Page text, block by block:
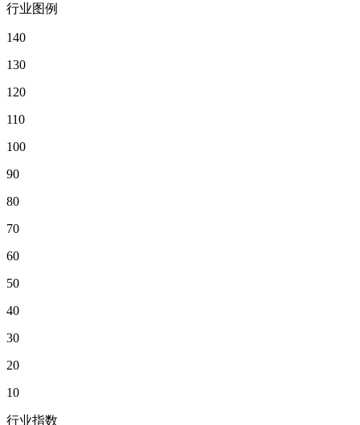
行业图例
140
130
120
110
100
90
80
70
60
50
40
30
20
10
行业指数